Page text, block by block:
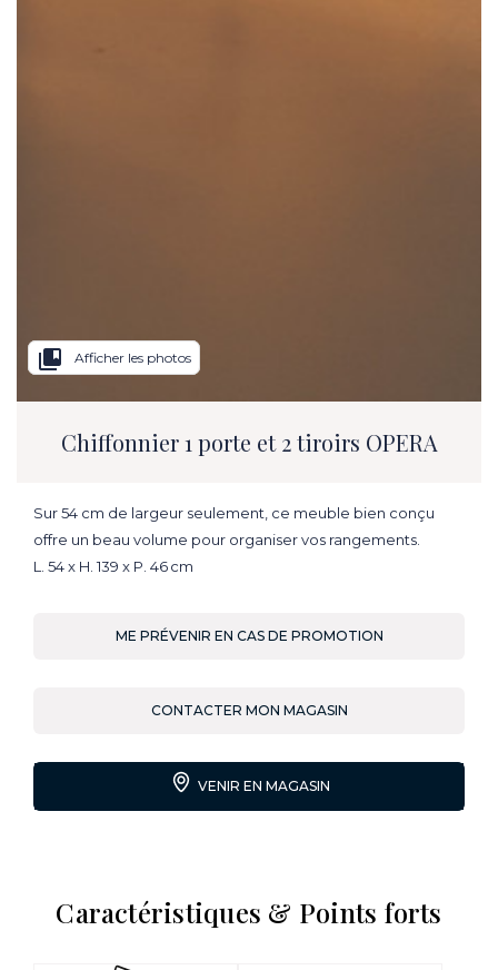
collections_bookmark Afficher les photos
Chiffonnier 1 porte et 2 tiroirs OPERA
Sur 54 cm de largeur seulement, ce meuble bien conçu
offre un beau volume pour organiser vos rangements.
L. 54 x H. 139 x P. 46 cm
ME PRÉVENIR EN CAS DE PROMOTION
CONTACTER MON MAGASIN
VENIR EN MAGASIN
Caractéristiques & Points forts